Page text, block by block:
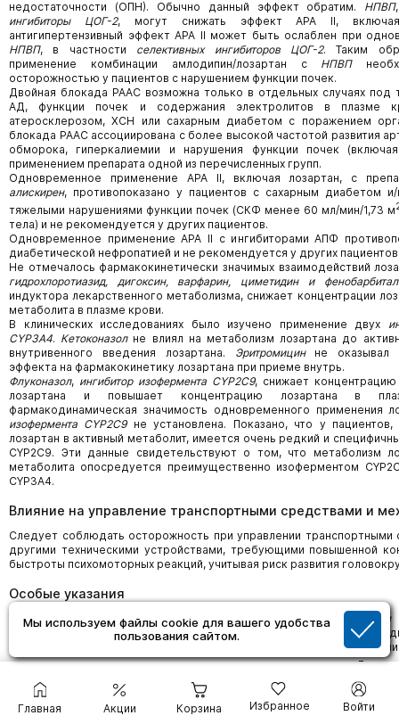
Мы используем файлы cookie для вашего удобства
пользования сайтом.
Главная Акции Корзина Избранное Войти
недостаточности (ОПН). Обычно данный эффект обратим. НПВП
ингибиторы ЦОГ-2, могут снижать эффект АРА II, включая
антигипертензивный эффект АРА II может быть ослаблен при
НПВП, в частности селективных ингибиторов ЦОГ-2. Таким
применение комбинации амлодипин/лозартан с НПВП
осторожностью у пациентов с нарушением функции почек.
Двойная блокада РААС возможна только в отдельных случаях под
АД, функции почек и содержания электролитов в плазме
атеросклерозом, ХСН или сахарным диабетом с поражением
блокада РААС ассоциирована с более высокой частотой развития
обморока, гиперкалиемии и нарушения функции почек
применением препарата одной из перечисленных групп.
Одновременное применение АРА II, включая лозартан, с
алискирен, противопоказано у пациентов с сахарным диабетом
тяжелыми нарушениями функции почек (СКФ менее 60 мл/мин/1,73 м
тела) и не рекомендуется у других пациентов.
Одновременное применение АРА II с ингибиторами АПФ
диабетической нефропатией и не рекомендуется у других
Не отмечалось фармакокинетически значимых взаимодействий
гидрохлоротиазид, дигоксин, варфарин, циметидин и фенобарбитал
индуктора лекарственного метаболизма, снижает концентрации
метаболита в плазме крови.
В клинических исследованиях было изучено применение двух
CYP3A4. Кетоконазолне влиял на метаболизм лозартана до
внутривенного введения лозартана. Эритромицинне оказывал
эффекта на фармакокинетику лозартана при приеме внутрь.
Флуконазол, ингибитор изофермента CYP2C9, снижает
лозартана и повышает концентрацию лозартана в
фармакодинамическая значимость одновременного применения
изофермента CYP2C9не установлена. Показано, что у
лозартан в активный метаболит, имеется очень редкий и
CYP2C9. Эти данные свидетельствуют о том, что метаболизм
метаболита опосредуется преимущественно изоферментом
CYP3A4.
Влияние на управление транспортными средствами и
Следует соблюдать осторожность при управлении
другими техническими устройствами, требующими повышенной
быстроты психомоторных реакций, учитывая риск развития
Особые указания
Пациенты со сниженным ОЦК или с выраженным аортальным стенозом
У пациентов со сниженным ОЦК (например, при приеме высоких доз
диарее, рвоте и других состояниях, приводящих к
аортальным стенозом в начале терапии препаратом
симптоматическая артериальная гипотензия. Коррекцию таких
проводить до начала терапии или начинать лечение с более
Лортенза
. Для пациентов, чья суточная доза лозартана